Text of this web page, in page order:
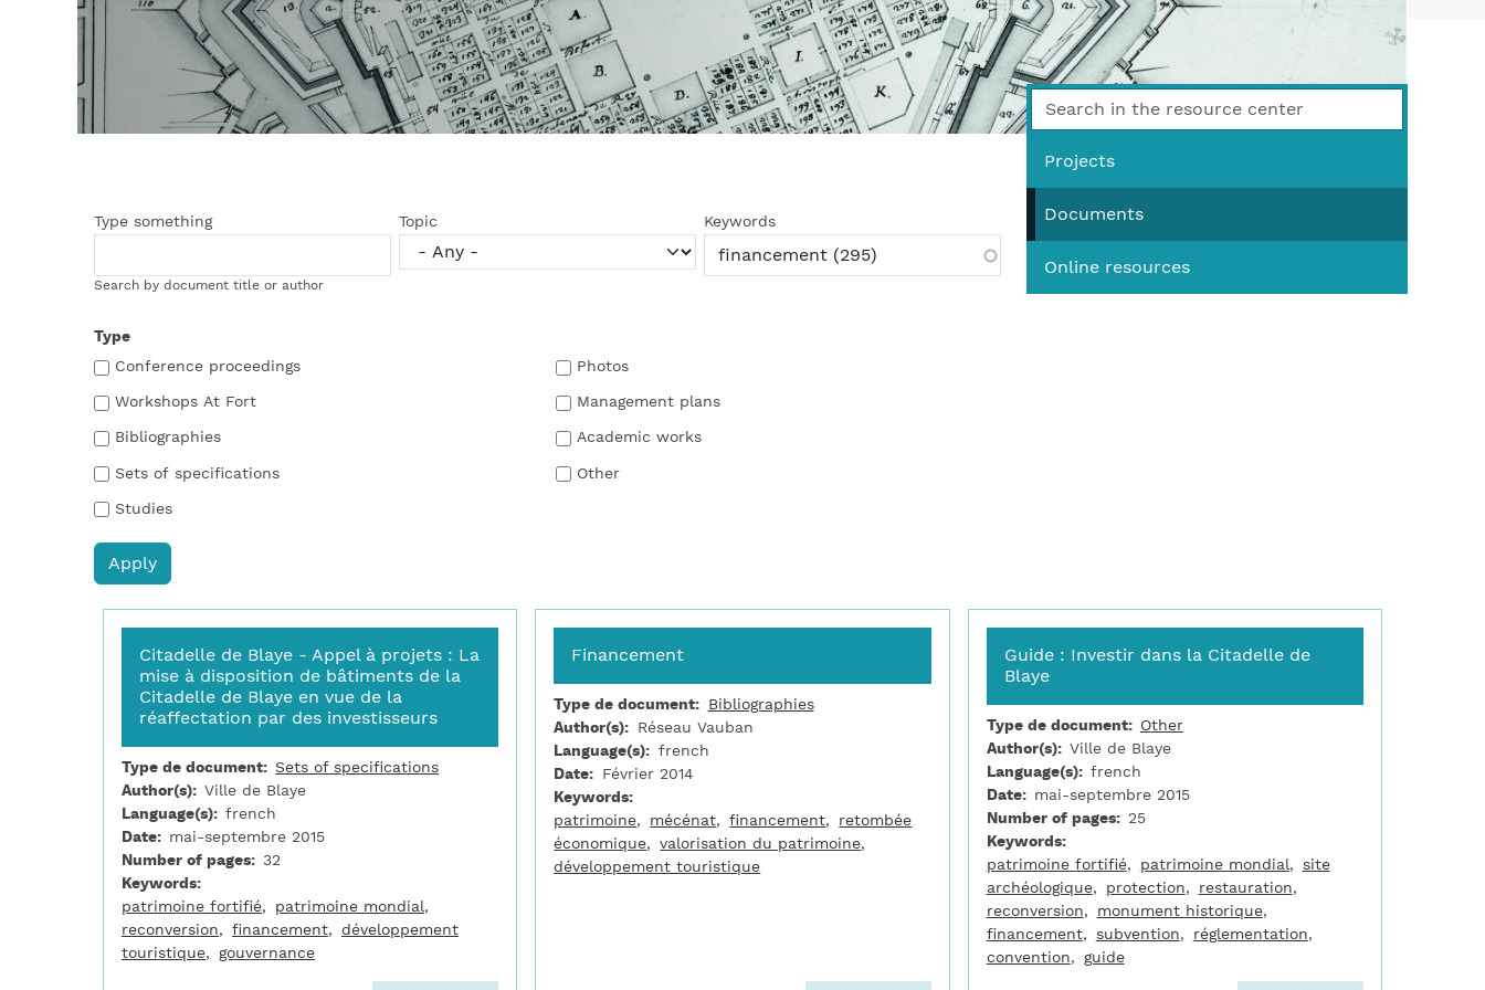
Projects
Documents
Online resources
Type something
Search by document title or author
Topic Keywords
Type
Conference proceedings
Workshops At Fort
Bibliographies
Sets of specifications
Studies
Photos
Management plans
Academic works
Other
Citadelle de Blaye - Appel à projets : La
mise à disposition de bâtiments de la
Citadelle de Blaye en vue de la
réaffectation par des investisseurs
Type de document
Sets of specifications
Author(s)
Ville de Blaye
Language(s)
french
Date
mai-septembre 2015
Number of pages
32
Keywords
patrimoine fortifié
patrimoine mondial
reconversion
financement
développement
touristique
gouvernance
Financement
Type de document
Bibliographies
Author(s)
Réseau Vauban
Language(s)
french
Date
Février 2014
Keywords
patrimoine
mécénat financement
retombée
économique
valorisation du patrimoine
développement touristique
Guide : Investir dans la Citadelle de
Blaye
Type de document
Other
Author(s)
Ville de Blaye
Language(s)
french
Date
mai-septembre 2015
Number of pages
25
Keywords
patrimoine fortifié
patrimoine mondial
site
archéologique
protection
restauration
reconversion
monument historique
financement
subvention
réglementation
convention
guide